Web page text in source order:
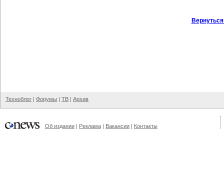
Техноблог | Форумы | ТВ | Архив
Об издании | Реклама | Вакансии | Контакты